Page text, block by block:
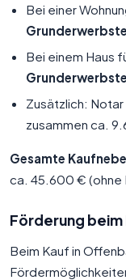
Bei einer
Bei einem Haus
Zusätzlich: Notar
zusammen ca.
Gesamte
ca. 45.600 € (ohne
Förderung
Beim Kauf in